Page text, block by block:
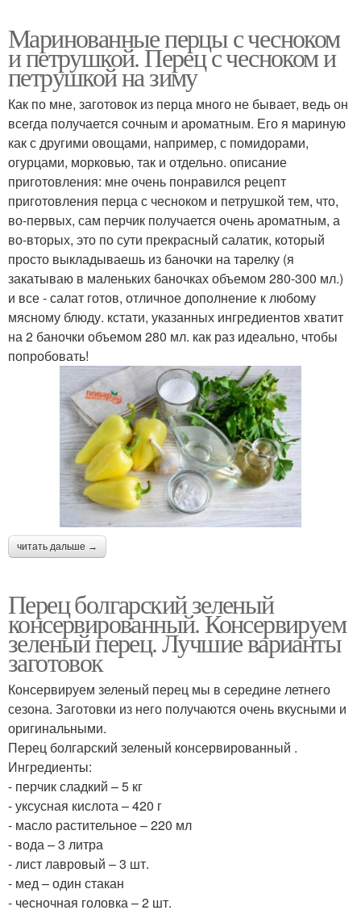
Маринованные перцы с чесноком
и петрушкой. Перец с чесноком и
петрушкой на зиму
Как по мне, заготовок из перца много не бывает, ведь он
всегда получается сочным и ароматным. Его я мариную
как с другими овощами, например, с помидорами,
огурцами, морковью, так и отдельно. описание
приготовления: мне очень понравился рецепт
приготовления перца с чесноком и петрушкой тем, что,
во-первых, сам перчик получается очень ароматным, а
во-вторых, это по сути прекрасный салатик, который
просто выкладываешь из баночки на тарелку (я
закатываю в маленьких баночках объемом 280-300 мл.)
и все - салат готов, отличное дополнение к любому
мясному блюду. кстати, указанных ингредиентов хватит
на 2 баночки объемом 280 мл. как раз идеально, чтобы
попробовать!
читать дальше →
Перец болгарский зеленый
консервированный. Консервируем
зеленый перец. Лучшие варианты
заготовок
Консервируем зеленый перец мы в середине летнего
сезона. Заготовки из него получаются очень вкусными и
оригинальными.
Перец болгарский зеленый консервированный .
Ингредиенты:
- перчик сладкий – 5 кг
- уксусная кислота – 420 г
- масло растительное – 220 мл
- вода – 3 литра
- лист лавровый – 3 шт.
- мед – один стакан
- чесночная головка – 2 шт.